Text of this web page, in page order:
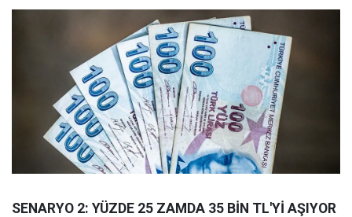
SENARYO 2: YÜZDE 25 ZAMDA 35 BİN TL'Yİ AŞIYOR